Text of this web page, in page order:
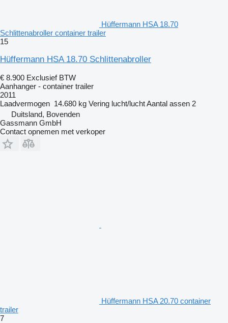
Hüffermann HSA 18.70
Schlittenabroller container trailer
15
Hüffermann HSA 18.70 Schlittenabroller
€ 8.900 Exclusief BTW
Aanhanger - container trailer
2011
Laadvermogen 14.680 kg Vering lucht/luchtAantal assen 2
Duitsland, Bovenden
Gassmann GmbH
Contact opnemen met verkoper
Hüffermann HSA 20.70 container
trailer
7